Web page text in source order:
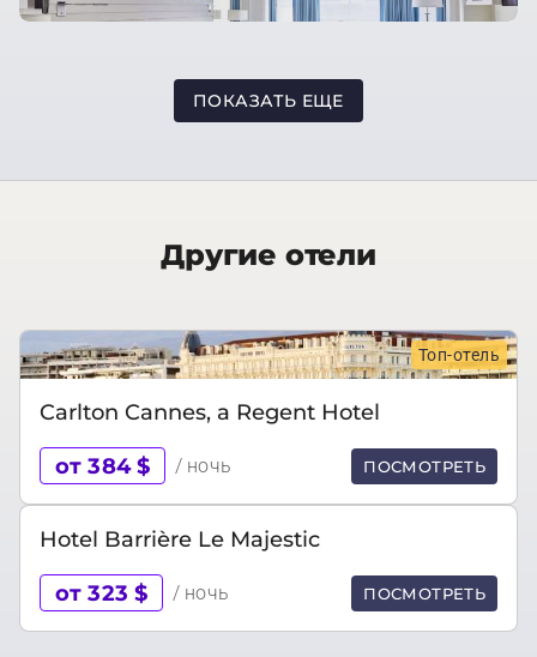
ПОКАЗАТЬ ЕЩЕ
Другие отели
Топ-отель
Carlton Cannes, a Regent Hotel
от 384 $ / ночь ПОСМОТРЕТЬ
Hotel Barrière Le Majestic
от 323 $ / ночь ПОСМОТРЕТЬ